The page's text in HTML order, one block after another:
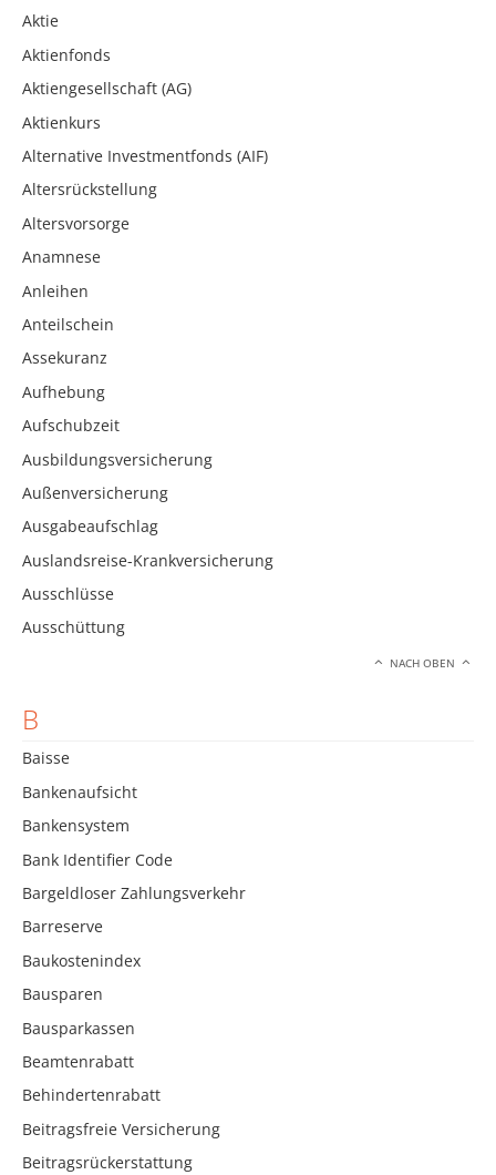
Aktie
Aktienfonds
Aktiengesellschaft (AG)
Aktienkurs
Alternative Investmentfonds (AIF)
Altersrückstellung
Altersvorsorge
Anamnese
Anleihen
Anteilschein
Assekuranz
Aufhebung
Aufschubzeit
Ausbildungsversicherung
Außenversicherung
Ausgabeaufschlag
Auslandsreise-Krankversicherung
Ausschlüsse
Ausschüttung
NACH OBEN
B
Baisse
Bankenaufsicht
Bankensystem
Bank Identifier Code
Bargeldloser Zahlungsverkehr
Barreserve
Baukostenindex
Bausparen
Bausparkassen
Beamtenrabatt
Behindertenrabatt
Beitragsfreie Versicherung
Beitragsrückerstattung